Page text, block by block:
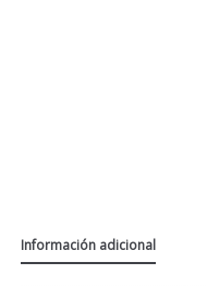
Información adicional